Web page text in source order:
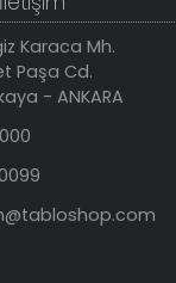
Karaca Mh.
Paşa Cd.
- ANKARA